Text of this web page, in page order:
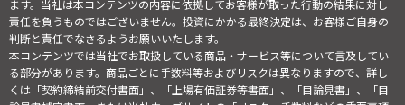
ます。当社は本コンテンツの内容に依拠してお客様が取った行動の結果に対し
責任を負うものではございません。投資にかかる最終決定は、お客様ご自身の
判断と責任でなさるようお願いいたします。
本コンテンツでは当社でお取扱している商品・サービス等について言及してい
る部分があります。商品ごとに手数料等およびリスクは異なりますので、詳し
くは「契約締結前交付書面」、「上場有価証券等書面」、「目論見書」、「目